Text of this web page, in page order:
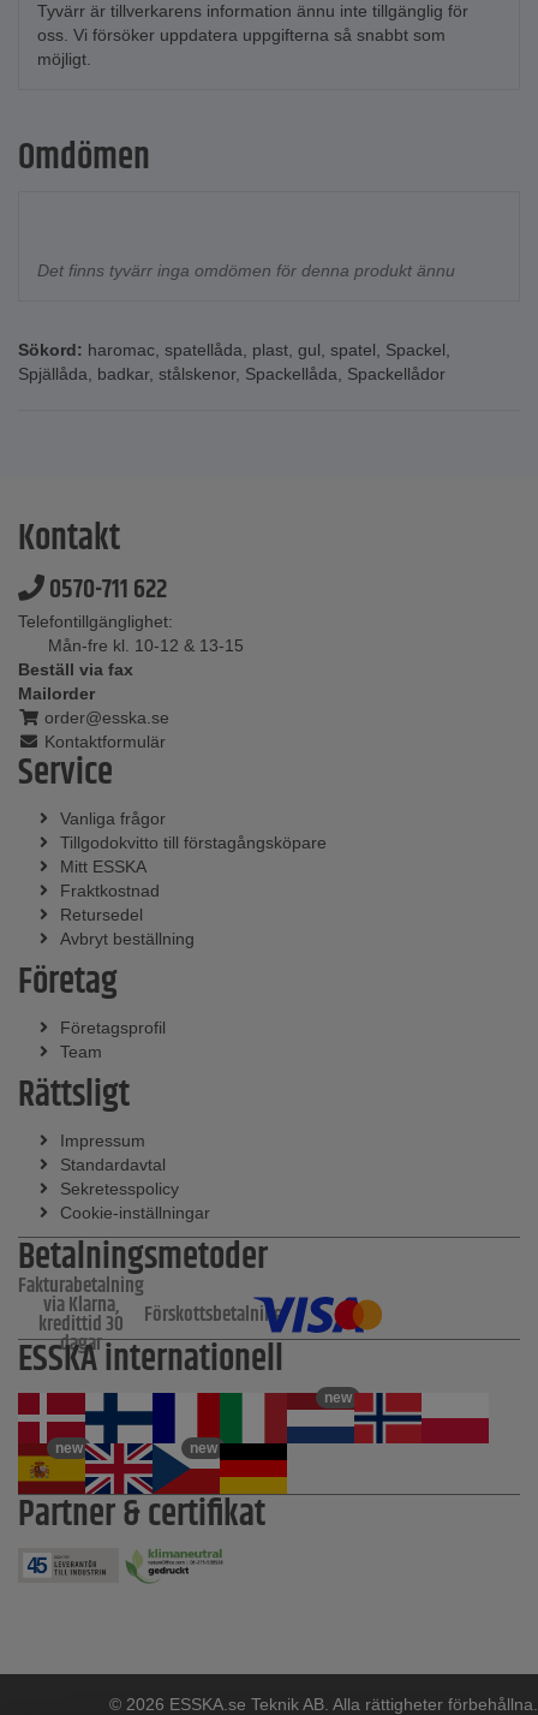
Tyvärr är tillverkarens information ännu inte tillgänglig för
oss. Vi försöker uppdatera uppgifterna så snabbt som
möjligt.
Omdömen
Det finns tyvärr inga omdömen för denna produkt ännu
Sökord: haromac, spatellåda, plast, gul, spatel, Spackel,
Spjällåda, badkar, stålskenor, Spackellåda, Spackellådor
Kontakt
0570-711 622
Telefontillgänglighet:
Mån-fre kl. 10-12 & 13-15
Beställ via fax
Mailorder
order@esska.se
Kontaktformulär
Service
Vanliga frågor
Tillgodokvitto till förstagångsköpare
Mitt ESSKA
Fraktkostnad
Retursedel
Avbryt beställning
Företag
Företagsprofil
Team
Rättsligt
Impressum
Standardavtal
Sekretesspolicy
Cookie-inställningar
Betalningsmetoder
Fakturabetalning
via Klarna,
kredittid 30
dagar
Förskottsbetalning
ESSKA internationell
new
new new
Partner & certifikat
© 2026 ESSKA.se Teknik AB. Alla rättigheter förbehållna.